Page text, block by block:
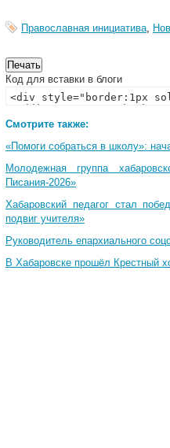
Православная инициатива,
Код для вставки в блоги
Смотрите также:
«Помоги собраться в школу»:
Молодежная группа
Писания-2026»
Хабаровский педагог стал
подвиг учителя»
Руководитель епархиального
В Хабаровске прошёл Крестный